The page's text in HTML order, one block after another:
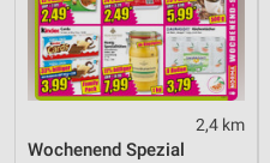
2,4 km
Wochenend Spezial